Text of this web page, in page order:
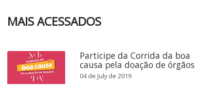
MAIS ACESSADOS
Participe da Corrida da boa
causa pela doação de órgãos
04 de July de 2019